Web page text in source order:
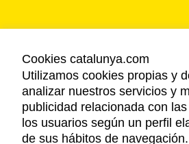
AVISO LEGAL
POLÍTICA DE
COOKIES
ACCESSIBILIDAD
Cookies catalunya.com
Utilizamos cookies propias y
analizar nuestros servicios y
publicidad relacionada con
los usuarios según un perfil
de sus hábitos de